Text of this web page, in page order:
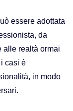
essere adottata
da
alle realtà ormai
casi è
in modo